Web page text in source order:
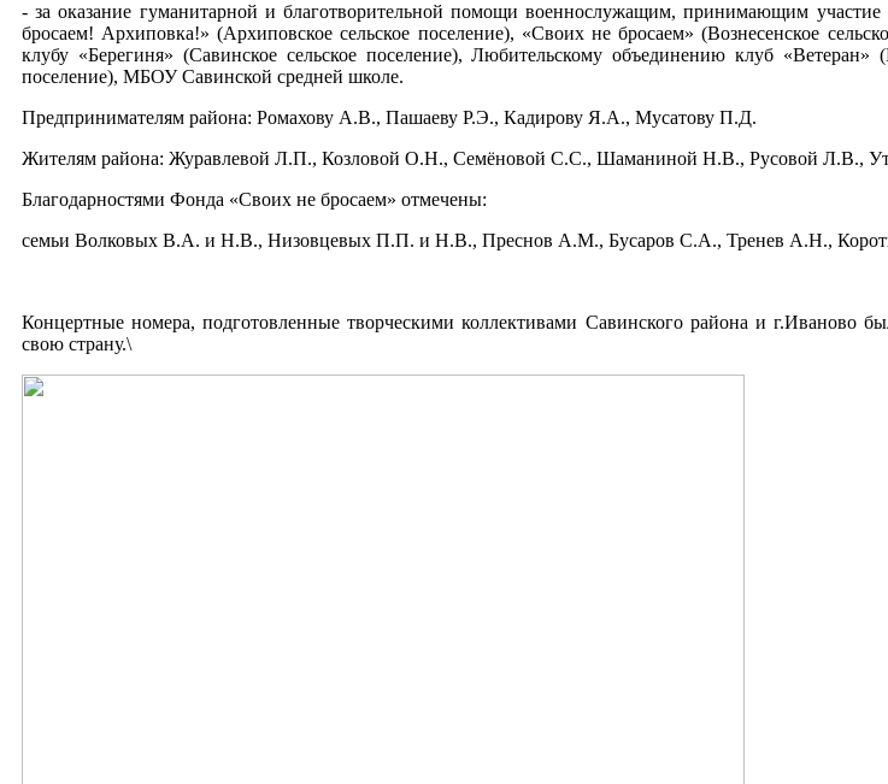
- за оказание гуманитарной и благотворительной помощи военнослужащим, принимающим
бросаем! Архиповка!» (Архиповское сельское поселение), «Своих не бросаем» (Вознесенское
клубу «Берегиня» (Савинское сельское поселение), Любительскому объединению клуб «Ветеран»
поселение), МБОУ Савинской средней школе.
Предпринимателям района: Ромахову А.В., Пашаеву Р.Э., Кадирову Я.А., Мусатову П.Д.
Жителям района: Журавлевой Л.П., Козловой О.Н., Семёновой С.С., Шаманиной Н.В., Русовой Л.В.,
Благодарностями Фонда «Своих не бросаем» отмечены:
семьи Волковых В.А. и Н.В., Низовцевых П.П. и Н.В., Преснов А.М., Бусаров С.А., Тренев А.Н.,
Концертные номера, подготовленные творческими коллективами Савинского района и
свою страну.\